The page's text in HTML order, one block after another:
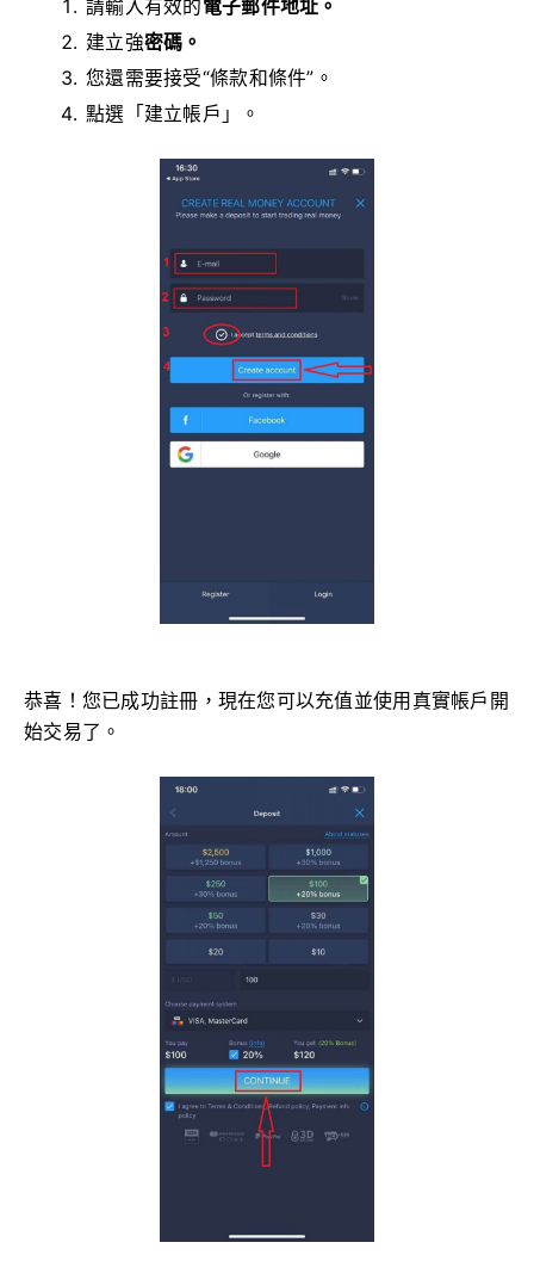
請輸入有效的電子郵件地址。
建立強密碼。
您還需要接受“條款和條件”。
點選「建立帳戶」。
恭喜！您已成功註冊，現在您可以充值並使用真實帳戶開
始交易了。